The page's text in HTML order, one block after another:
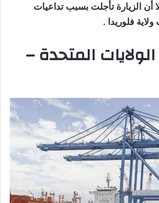
أن الزيارة تأجلت بسبب تداعيات
فلوريدا .
المتحدة –